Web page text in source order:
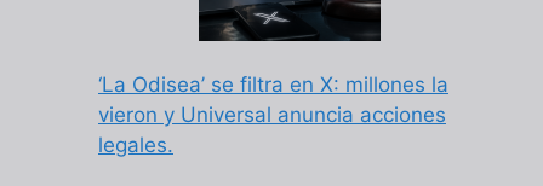
‘La Odisea’ se filtra en X: millones la
vieron y Universal anuncia acciones
legales.